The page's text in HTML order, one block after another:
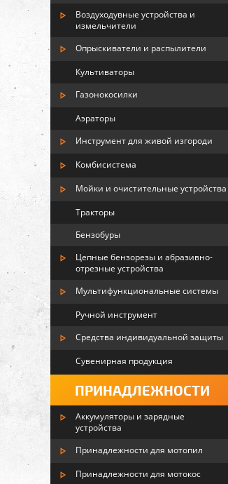
Воздуходувные устройства и
измельчители
Опрыскиватели и распылители
Культиваторы
Газонокосилки
Аэраторы
Инструмент для живой изгороди
Комбисистема
Мойки и очистительные устройства
Тракторы
Бензобуры
Цепные бензорезы и абразивно-
отрезные устройства
Мультифункциональные системы
Ручной инструмент
Средства индивидуальной защиты
Сувенирная продукция
ПРИНАДЛЕЖНОСТИ
Аккумуляторы и зарядные
устройства
Принадлежности для мотопил
Принадлежности для мотокос